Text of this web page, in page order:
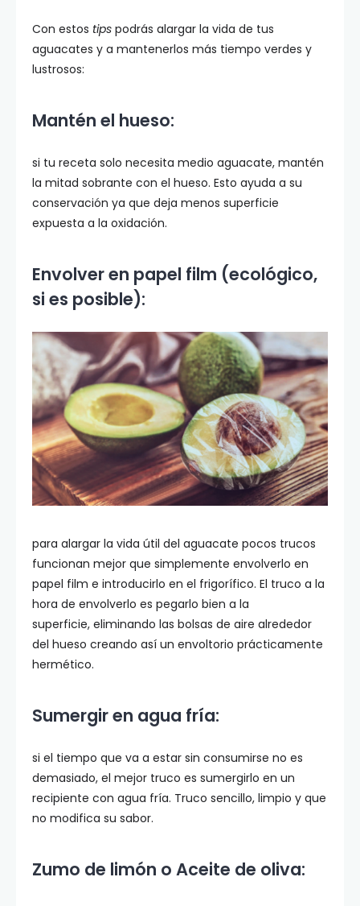
Con estos tips podrás alargar la vida de tus
aguacates y a mantenerlos más tiempo verdes y
lustrosos:
Mantén el hueso:
si tu receta solo necesita medio aguacate, mantén
la mitad sobrante con el hueso. Esto ayuda a su
conservación ya que deja menos superficie
expuesta a la oxidación.
Envolver en papel film (ecológico,
si es posible):
para alargar la vida útil del aguacate pocos trucos
funcionan mejor que simplemente envolverlo en
papel film e introducirlo en el frigorífico. El truco a la
hora de envolverlo es pegarlo bien a la
superficie, eliminando las bolsas de aire alrededor
del hueso creando así un envoltorio prácticamente
hermético.
Sumergir en agua fría:
si el tiempo que va a estar sin consumirse no es
demasiado, el mejor truco es sumergirlo en un
recipiente con agua fría. Truco sencillo, limpio y que
no modifica su sabor.
Zumo de limón o Aceite de oliva: